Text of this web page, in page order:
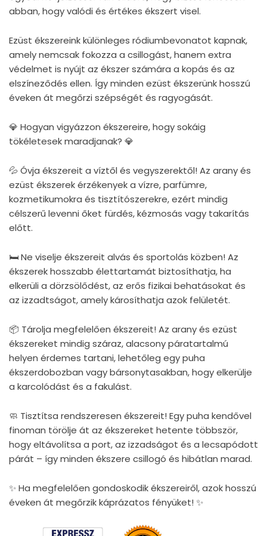
abban, hogy valódi és értékes ékszert visel.
Ezüst ékszereink különleges ródiumbevonatot kapnak,
amely nemcsak fokozza a csillogást, hanem extra
védelmet is nyújt az ékszer számára a kopás és az
elszíneződés ellen. Így minden ezüst ékszerünk hosszú
éveken át megőrzi szépségét és ragyogását.
💎 Hogyan vigyázzon ékszereire, hogy sokáig
tökéletesek maradjanak? 💎
💦 Óvja ékszereit a víztől és vegyszerektől! Az arany és
ezüst ékszerek érzékenyek a vízre, parfümre,
kozmetikumokra és tisztítószerekre, ezért mindig
célszerű levenni őket fürdés, kézmosás vagy takarítás
előtt.
🛏 Ne viselje ékszereit alvás és sportolás közben! Az
ékszerek hosszabb élettartamát biztosíthatja, ha
elkerüli a dörzsölődést, az erős fizikai behatásokat és
az izzadtságot, amely károsíthatja azok felületét.
📦 Tárolja megfelelően ékszereit! Az arany és ezüst
ékszereket mindig száraz, alacsony páratartalmú
helyen érdemes tartani, lehetőleg egy puha
ékszerdobozban vagy bársonytasakban, hogy elkerülje
a karcolódást és a fakulást.
🧼 Tisztítsa rendszeresen ékszereit! Egy puha kendővel
finoman törölje át az ékszereket hetente többször,
hogy eltávolítsa a port, az izzadságot és a lecsapódott
párát – így minden ékszere csillogó és hibátlan marad.
✨ Ha megfelelően gondoskodik ékszereiről, azok hosszú
éveken át megőrzik káprázatos fényüket! ✨